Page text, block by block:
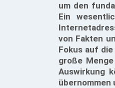
um den
Ein
von Fakten
Fokus auf
große
Auswirkung
übernommen